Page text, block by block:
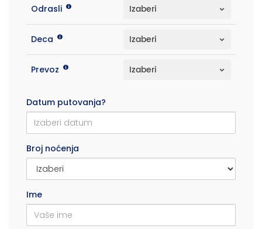
Odrasli
Deca
Prevoz
Datum putovanja?
Broj noćenja
Ime